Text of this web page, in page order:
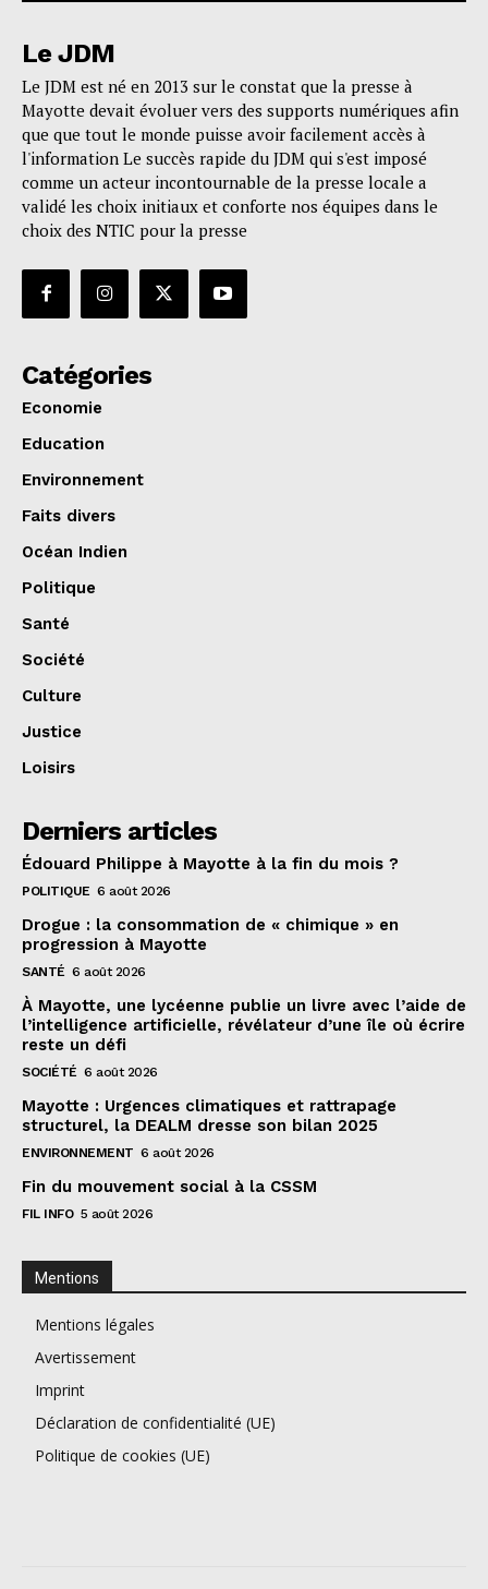
Le JDM
Le JDM est né en 2013 sur le constat que la presse à
Mayotte devait évoluer vers des supports numériques afin
que que tout le monde puisse avoir facilement accès à
l'information Le succès rapide du JDM qui s'est imposé
comme un acteur incontournable de la presse locale a
validé les choix initiaux et conforte nos équipes dans le
choix des NTIC pour la presse
Catégories
Economie
Education
Environnement
Faits divers
Océan Indien
Politique
Santé
Société
Culture
Justice
Loisirs
Derniers articles
Édouard Philippe à Mayotte à la fin du mois ?
POLITIQUE 6 août 2026
Drogue : la consommation de « chimique » en
progression à Mayotte
SANTÉ 6 août 2026
À Mayotte, une lycéenne publie un livre avec l’aide de
l’intelligence artificielle, révélateur d’une île où écrire
reste un défi
SOCIÉTÉ 6 août 2026
Mayotte : Urgences climatiques et rattrapage
structurel, la DEALM dresse son bilan 2025
ENVIRONNEMENT 6 août 2026
Fin du mouvement social à la CSSM
FIL INFO 5 août 2026
Mentions
Mentions légales
Avertissement
Imprint
Déclaration de confidentialité (UE)
Politique de cookies (UE)